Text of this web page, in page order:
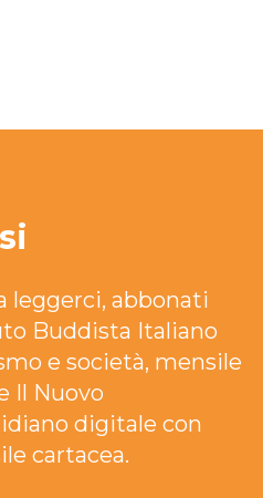
leggerci, abbonati
Buddista Italiano
e società, mensile
Il Nuovo
digitale con
cartacea.